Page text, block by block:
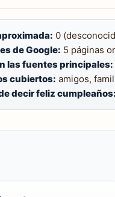
0
de Google: 5 páginas
las fuentes principales:
cubiertos: amigos,
decir feliz cumpleaños: